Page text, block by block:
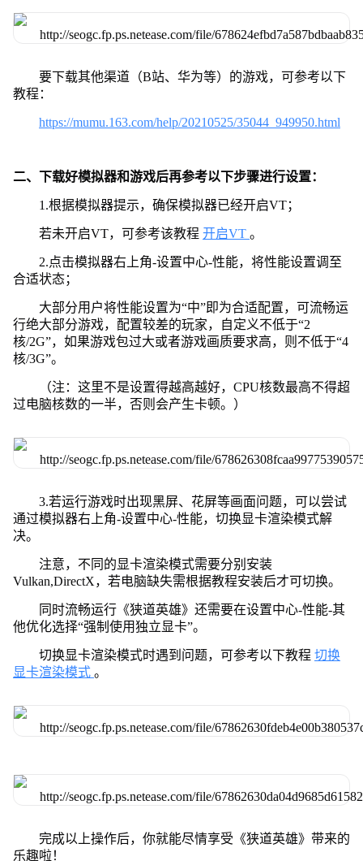
要下载其他渠道（B站、华为等）的游戏，可参考以下
教程：
https://mumu.163.com/help/20210525/35044_949950.html
二、下载好模拟器和游戏后再参考以下步骤进行设置：
1.根据模拟器提示，确保模拟器已经开启VT；
若未开启VT，可参考该教程 开启VT 。
2.点击模拟器右上角-设置中心-性能，将性能设置调至
合适状态；
大部分用户将性能设置为“中”即为合适配置，可流畅运
行绝大部分游戏，配置较差的玩家，自定义不低于“2
核/2G”，如果游戏包过大或者游戏画质要求高，则不低于“4
核/3G”。
（注：这里不是设置得越高越好，CPU核数最高不得超
过电脑核数的一半，否则会产生卡顿。）
3.若运行游戏时出现黑屏、花屏等画面问题，可以尝试
通过模拟器右上角-设置中心-性能，切换显卡渲染模式解
决。
注意，不同的显卡渲染模式需要分别安装
Vulkan,DirectX，若电脑缺失需根据教程安装后才可切换。
同时流畅运行《狭道英雄》还需要在设置中心-性能-其
他优化选择“强制使用独立显卡”。
切换显卡渲染模式时遇到问题，可参考以下教程 切换
显卡渲染模式 。
完成以上操作后，你就能尽情享受《狭道英雄》带来的
乐趣啦！